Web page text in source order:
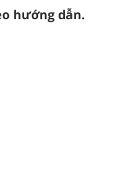
hướng dẫn.